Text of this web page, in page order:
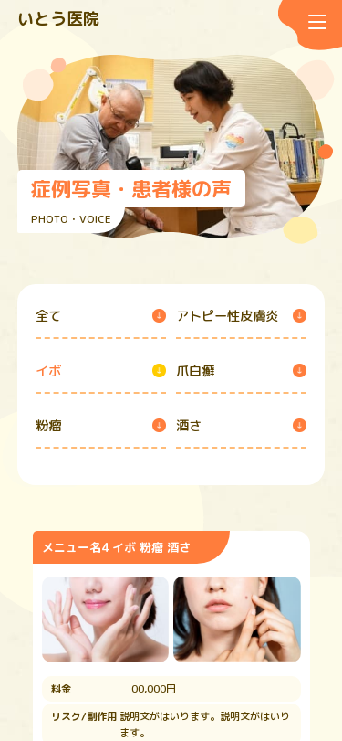
いとう医院
症例写真・患者様の声
PHOTO・VOICE
全て アトピー性皮膚炎
イボ 爪白癬
粉瘤 酒さ
メニュー名4 イボ 粉瘤 酒さ
料金
00,000円
リスク/副作用 説明文がはいります。説明文がはいり
ます。